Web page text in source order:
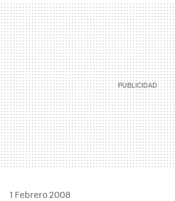
MAIL
1 Febrero 2008